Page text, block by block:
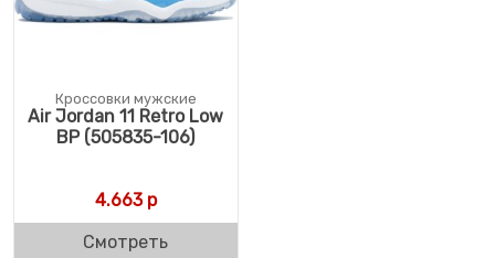
Кроссовки мужские
Air Jordan 11 Retro Low
BP (505835-106)
4.663р
Смотреть